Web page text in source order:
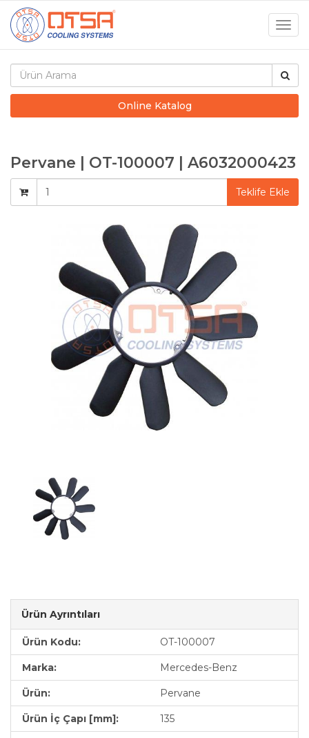
Online Katalog
Pervane | OT-100007 | A6032000423
Teklife Ekle
Ürün Ayrıntıları
Ürün Kodu: OT-100007
Marka: Mercedes-Benz
Ürün: Pervane
Ürün İç Çapı [mm]: 135